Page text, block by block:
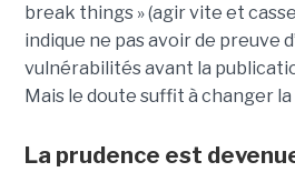
break things » (agir vite et
indique ne pas avoir de preuve
vulnérabilités avant la
Mais le doute suffit à changer
La prudence est